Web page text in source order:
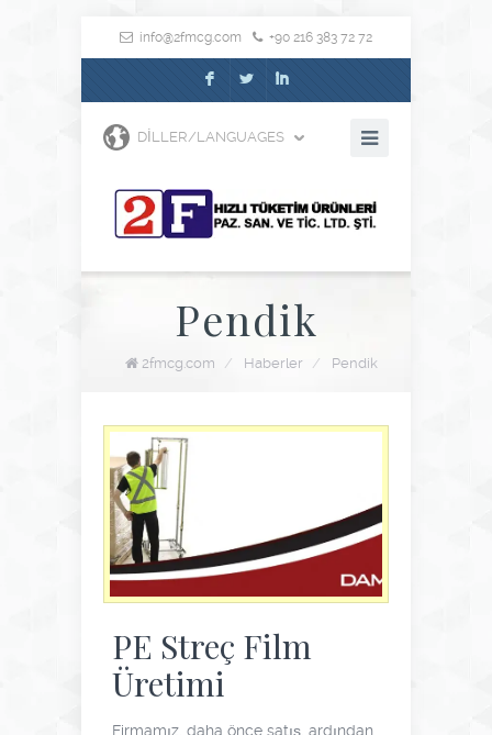
info@2fmcg.com +90 216 383 72 72
F L I
DILLER/LANGUAGES
Pendik
2fmcg.com / Haberler / Pendik
PE Streç Film
Üretimi
Firmamız, daha önce satış, ardından